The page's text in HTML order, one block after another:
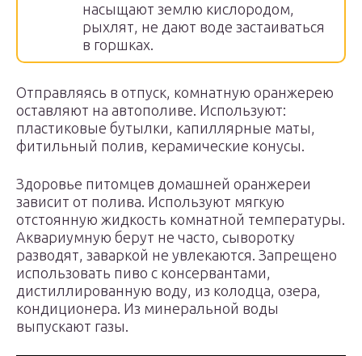
насыщают землю кислородом,
рыхлят, не дают воде застаиваться
в горшках.
Отправляясь в отпуск, комнатную оранжерею
оставляют на автополиве. Используют:
пластиковые бутылки, капиллярные маты,
фитильный полив, керамические конусы.
Здоровье питомцев домашней оранжереи
зависит от полива. Используют мягкую
отстоянную жидкость комнатной температуры.
Аквариумную берут не часто, сыворотку
разводят, заваркой не увлекаются. Запрещено
использовать пиво с консервантами,
дистиллированную воду, из колодца, озера,
кондиционера. Из минеральной воды
выпускают газы.